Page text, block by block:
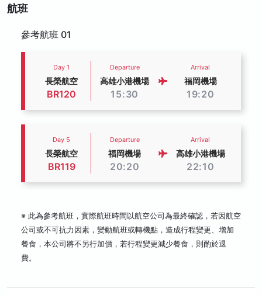
航班
參考航班 01
Day 1
長榮航空
BR120
Departure
高雄小港機場
15:30
Arrival
福岡機場
19:20
Day 5
長榮航空
BR119
Departure
福岡機場
20:20
Arrival
高雄小港機場
22:10
※ 此為參考航班，實際航班時間以航空公司為最終確認，若因航空
公司或不可抗力因素，變動航班或轉機點，造成行程變更、增加
餐食，本公司將不另行加價，若行程變更減少餐食，則酌於退
費。